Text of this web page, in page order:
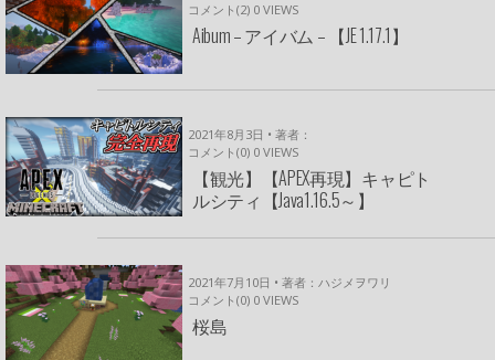
コメント(2) 0 VIEWS
Aibum – アイバム – 【JE 1.17.1】
2021年8月3日 • 著者：
コメント(0) 0 VIEWS
【観光】【APEX再現】キャピト
ルシティ【Java1.16.5～】
2021年7月10日 • 著者：ハジメヲワリ
コメント(0) 0 VIEWS
桜島